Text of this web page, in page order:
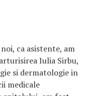
ca asistente, am
Iulia Sirbu,
si dermatologie in
medicale